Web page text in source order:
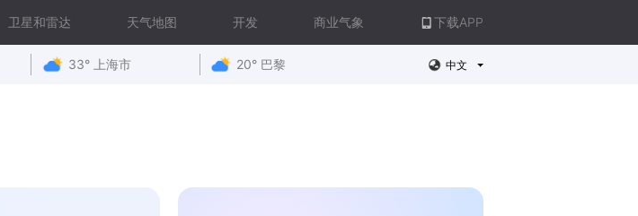
卫星和雷达 天气地图 开发 商业气象 下载APP
33° 上海市 20° 巴黎 中文